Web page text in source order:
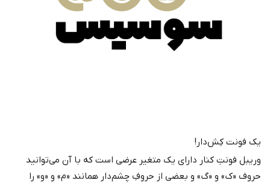
یک فونت کِش‌دار!
وریبل فونتِ کنار دارای یک متغیر عرضی است که با آن می‌توانید
حروف «ک» و «گ» و بعضی از حروفِ چشم‌دار همانند «م» و «و» را